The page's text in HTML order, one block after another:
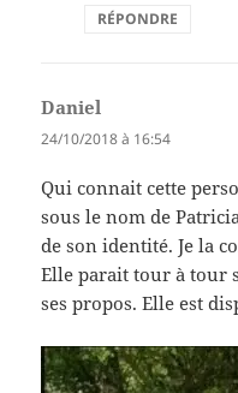
RÉPONDRE
Daniel
24/10/2018 à 16:54
Qui connait cette
sous le nom de
de son identité. Je la
Elle parait tour à tour
ses propos. Elle est